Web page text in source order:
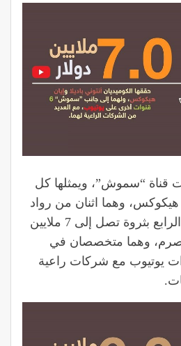
قناة “سموش”، ويمثلها كل
هيكوكس، وهما اثنان من رواد
اليوتيوب احتلا المركز الرابع بثروة تصل إلى 7 ملايين
وهما متخصصان في
ولهما 7 قنوات يوتيوب مع شركات راعية